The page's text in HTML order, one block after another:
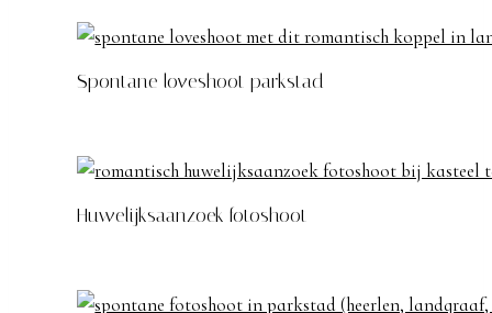
Spontane loveshoot parkstad
Huwelijksaanzoek fotoshoot